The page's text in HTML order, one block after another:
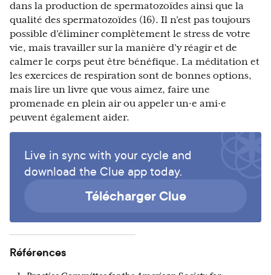
dans la production de spermatozoïdes ainsi que la
qualité des spermatozoïdes (16). Il n’est pas toujours
possible d’éliminer complètement le stress de votre
vie, mais travailler sur la manière d’y réagir et de
calmer le corps peut être bénéfique. La méditation et
les exercices de respiration sont de bonnes options,
mais lire un livre que vous aimez, faire une
promenade en plein air ou appeler un·e ami·e
peuvent également aider.
Live in sync with your cycle and
download the Clue app today.
Télécharger Clue
Références